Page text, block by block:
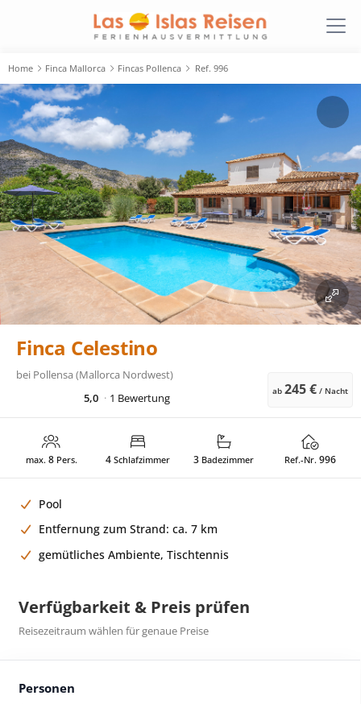
Home Finca Mallorca Fincas Pollenca Ref. 996
Finca Celestino
bei Pollensa (Mallorca Nordwest)
5,0
1 Bewertung ab 245 € / Nacht
max. 8Pers. 4Schlafzimmer 3 Badezimmer Ref.-Nr. 996
Pool
Entfernung zum Strand: ca. 7 km
gemütliches Ambiente, Tischtennis
Verfügbarkeit & Preis prüfen
Reisezeitraum wählen für genaue Preise
Personen